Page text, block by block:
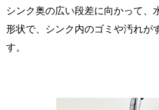
シンク奥の広い段差に向かって、
形状で、シンク内のゴミや汚れが
す。